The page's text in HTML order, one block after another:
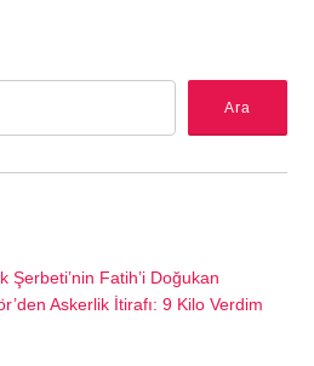
Ara
Şerbeti’nin Fatih’i Doğukan
Askerlik İtirafı: 9 Kilo Verdim